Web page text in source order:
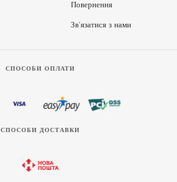
Повернення
Зв’язатися з нами
СПОСОБИ ОПЛАТИ
СПОСОБИ ДОСТАВКИ